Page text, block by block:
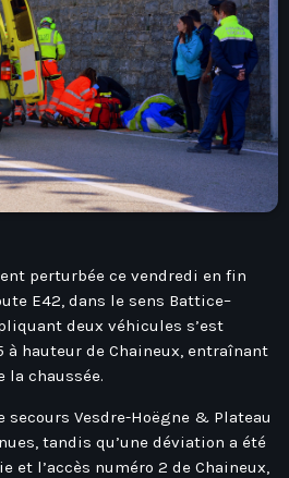
keyboard_arrow_down
perturbée ce vendredi en fin
E42, dans le sens Battice–
deux véhicules s’est
à hauteur de Chaineux, entraînant
la chaussée.
secours Vesdre-Hoëgne & Plateau
tandis qu’une déviation a été
et l’accès numéro 2 de Chaineux,